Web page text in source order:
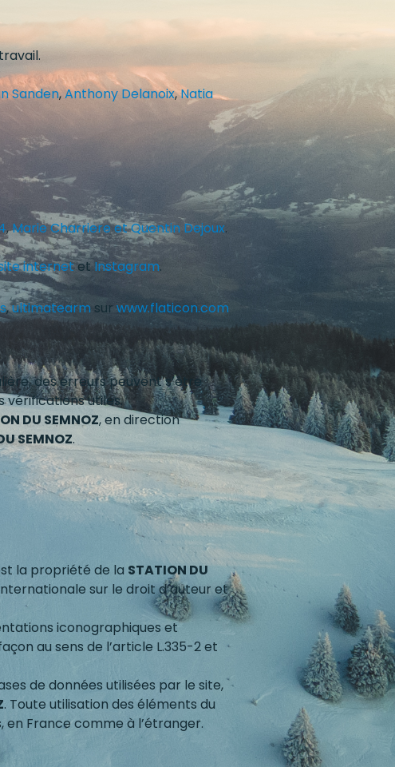
Sanden,Anthony Delanoix,Natia
,Marie Charriere etQuentin Dejoux.
internetetInstagram.
,ultimatearmsurwww.flaticon.com
des erreurs peuvent s’être
vérifications utiles.
DU SEMNOZ, en direction
SEMNOZ.
la propriété de la STATION DU
sur le droit d’auteur et
iconographiques et
au sens de l’article L.335-2 et
de données utilisées par le site,
. Toute utilisation des éléments du
France comme à l’étranger.